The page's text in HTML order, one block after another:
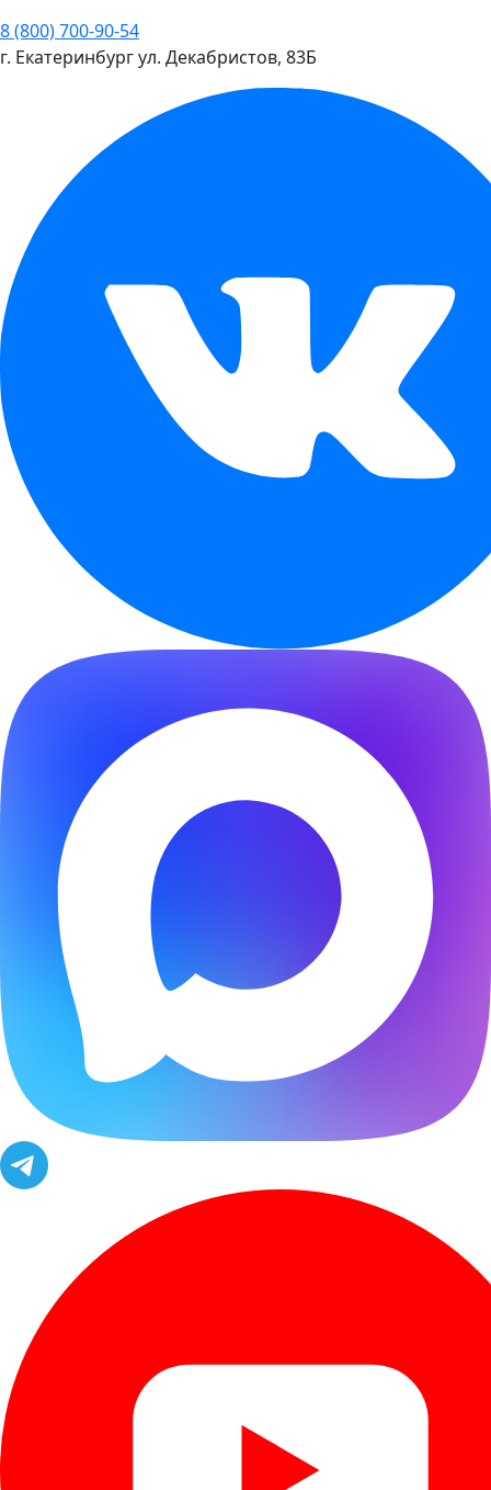
8 (800) 700-90-54
г. Екатеринбургул. Декабристов, 83Б